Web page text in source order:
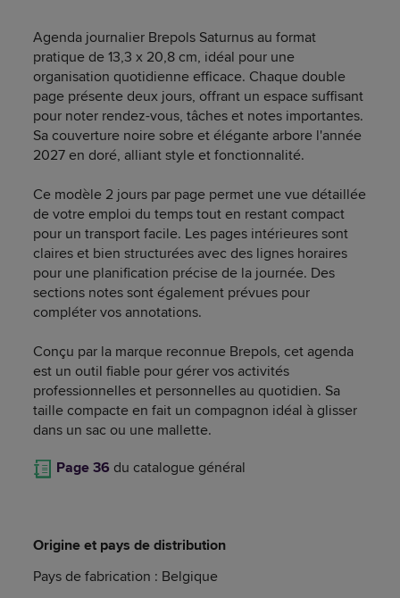
Agenda journalier Brepols Saturnus au format
pratique de 13,3 x 20,8 cm, idéal pour une
organisation quotidienne efficace. Chaque double
page présente deux jours, offrant un espace suffisant
pour noter rendez-vous, tâches et notes importantes.
Sa couverture noire sobre et élégante arbore l'année
2027 en doré, alliant style et fonctionnalité.
Ce modèle 2 jours par page permet une vue détaillée
de votre emploi du temps tout en restant compact
pour un transport facile. Les pages intérieures sont
claires et bien structurées avec des lignes horaires
pour une planification précise de la journée. Des
sections notes sont également prévues pour
compléter vos annotations.
Conçu par la marque reconnue Brepols, cet agenda
est un outil fiable pour gérer vos activités
professionnelles et personnelles au quotidien. Sa
taille compacte en fait un compagnon idéal à glisser
dans un sac ou une mallette.
Page 36 du catalogue général
Origine et pays de distribution
Pays de fabrication : Belgique